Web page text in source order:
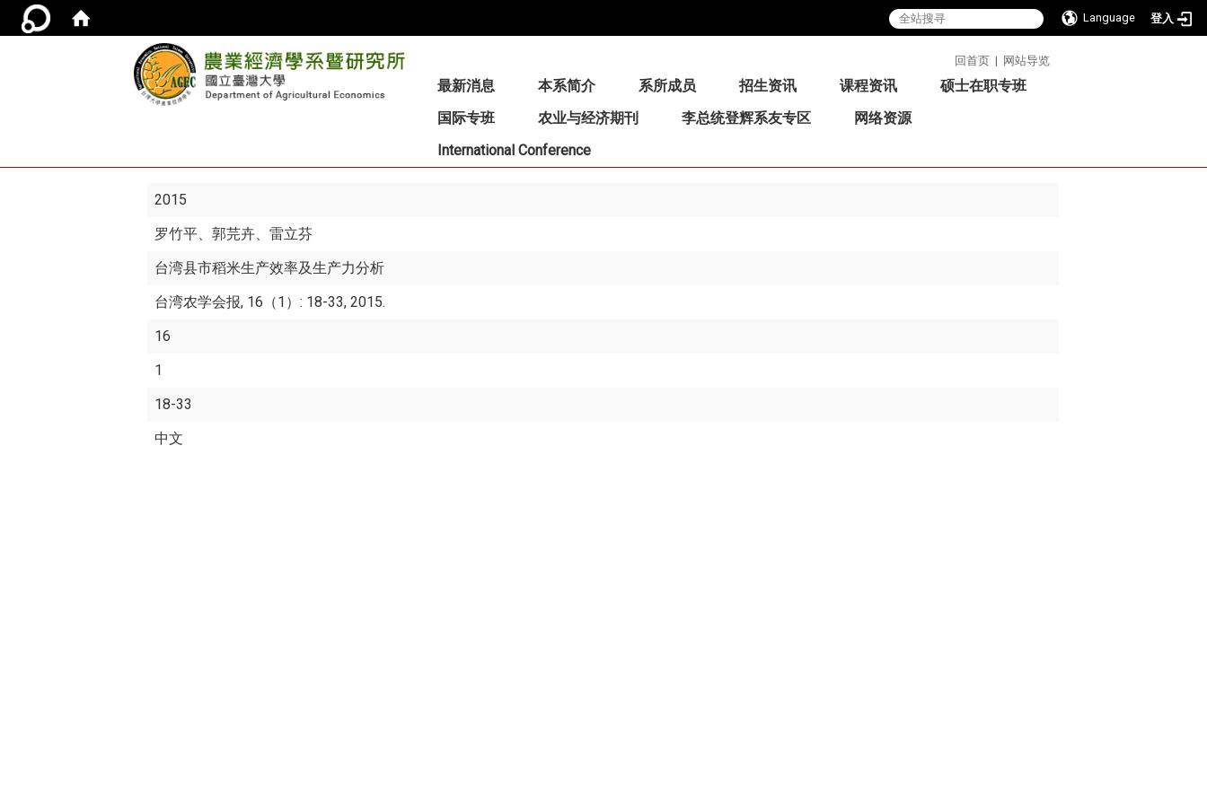
Language 登入
回首页 | 网站导览
最新消息 本系简介 系所成员 招生资讯 课程资讯
硕士在职专班
国际专班
农业与经济期刊 李总统登辉系友专区
网络资源
International Conference
2015
罗竹平、郭芫卉、雷立芬
台湾县市稻米生产效率及生产力分析
台湾农学会报, 16（1）: 18-33, 2015.
16
1
18-33
中文